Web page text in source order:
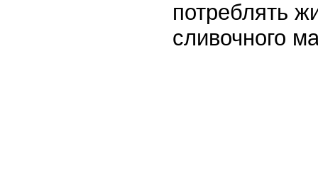
потреблять
сливочного